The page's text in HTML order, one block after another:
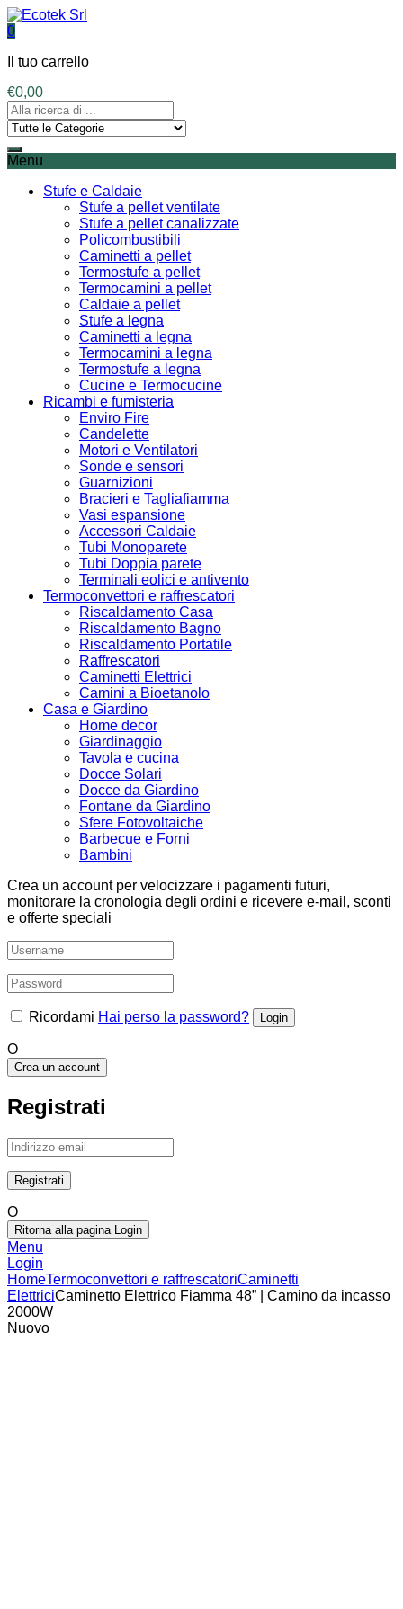
0
Il tuo carrello
€0,00
Menu
Stufe e Caldaie
Stufe a pellet ventilate
Stufe a pellet canalizzate
Policombustibili
Caminetti a pellet
Termostufe a pellet
Termocamini a pellet
Caldaie a pellet
Stufe a legna
Caminetti a legna
Termocamini a legna
Termostufe a legna
Cucine e Termocucine
Ricambi e fumisteria
Enviro Fire
Candelette
Motori e Ventilatori
Sonde e sensori
Guarnizioni
Bracieri e Tagliafiamma
Vasi espansione
Accessori Caldaie
Tubi Monoparete
Tubi Doppia parete
Terminali eolici e antivento
Termoconvettori e raffrescatori
Riscaldamento Casa
Riscaldamento Bagno
Riscaldamento Portatile
Raffrescatori
Caminetti Elettrici
Camini a Bioetanolo
Casa e Giardino
Home decor
Giardinaggio
Tavola e cucina
Docce Solari
Docce da Giardino
Fontane da Giardino
Sfere Fotovoltaiche
Barbecue e Forni
Bambini
Crea un account per velocizzare i pagamenti futuri,
monitorare la cronologia degli ordini e ricevere e-mail, sconti
e offerte speciali
Ricordami Hai perso la password?
O
Crea un account
Registrati
O
Ritorna alla pagina Login
Menu
Login
HomeTermoconvettori e raffrescatoriCaminetti
ElettriciCaminetto Elettrico Fiamma 48” | Camino da incasso
2000W
Nuovo